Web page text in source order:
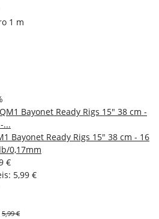
1 m
Bayonet Ready Rigs 15" 38 cm - 16
0,17mm
€
5,99 €
5,99 €